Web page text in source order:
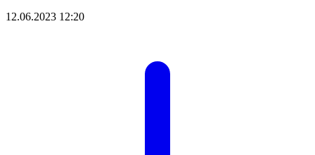
12.06.2023 12:20